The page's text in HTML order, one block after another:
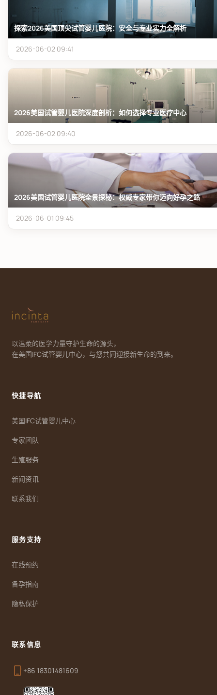
探索2026美国顶尖试管婴儿医院：安全与专业实力全解析
2026-06-02 09:41
2026美国试管婴儿医院深度剖析：如何选择专业医疗中心
2026-06-02 09:40
2026美国试管婴儿医院全景探秘：权威专家带你迈向好孕之路
2026-06-01 09:45
以温柔的医学力量守护生命的源头，
在美国IFC试管婴儿中心，与您共同迎接新生命的到来。
快捷导航
美国IFC试管婴儿中心
专家团队
生殖服务
新闻资讯
联系我们
服务支持
在线预约
备孕指南
隐私保护
联系信息
phone_iphone +86 18301481609